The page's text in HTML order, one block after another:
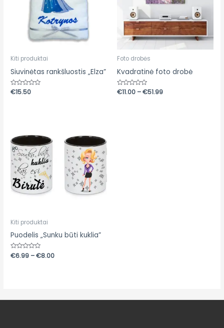
Kiti produktai
Siuvinėtas rankšluostis „Elza”
Įvertinimas:
€15.50
Foto drobės
Kvadratinė foto drobė
Įvertinimas:
€11.00 –€51.99
Kiti produktai
Puodelis „Sunku būti kuklia”
Įvertinimas:
0
€6.99 –€8.00
€6.99
through
€8.00